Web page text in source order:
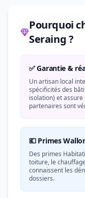
Pourquoi
Seraing ?
✅ Garantie &
Un artisan local
spécificités des
isolation) et assure
partenaires sont
💶 Primes
Des primes
toiture, le
connaissent les
dossiers.